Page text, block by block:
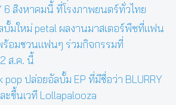
6 สิงหาคมนี้ ที่โรงภาพยนตร์ทั่วไทย
บั้มใหม่ petal ผลงานมาสเตอร์พีซที่แฟน
ร้อมชวนแฟนๆ ร่วมกิจกรรมที่
ส.ค. นี้
pop ปล่อยอัลบั้ม EP ที่มีชื่อว่า BLURRY
ขึ้นเวที Lollapalooza